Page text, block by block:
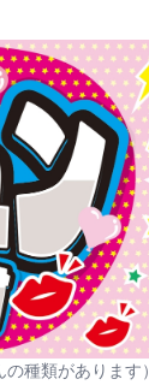
種類があります）